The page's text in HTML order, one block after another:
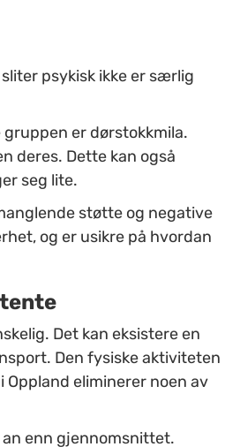
psykisk ikke er særlig
er dørstokkmila.
deres. Dette kan også
seg lite.
støtte og negative
og er usikre på hvordan
Det kan eksistere en
Den fysiske aktiviteten
eliminerer noen av
enn gjennomsnittet.